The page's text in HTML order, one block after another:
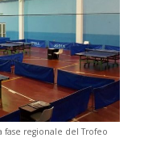
regionale del Trofeo